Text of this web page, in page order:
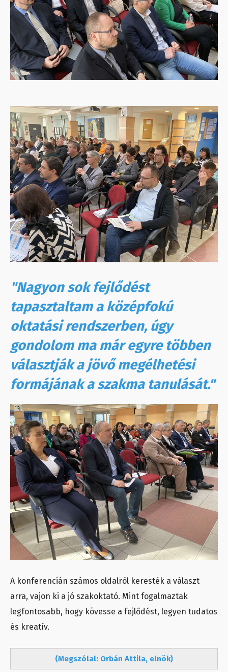
"Nagyon sok fejlődést
tapasztaltam a középfokú
oktatási rendszerben, úgy
gondolom ma már egyre többen
választják a jövő megélhetési
formájának a szakma tanulását."
A konferencián számos oldalról keresték a választ
arra, vajon ki a jó szakoktató. Mint fogalmaztak
legfontosabb, hogy kövesse a fejlődést, legyen tudatos
és kreatív.
(Megszólal: Orbán Attila, elnök)